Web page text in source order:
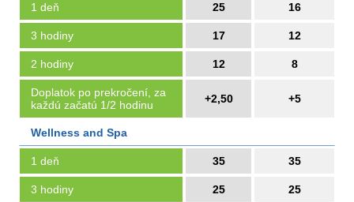
1 deň 25 16
3 hodiny 17 12
2 hodiny 12 8
Doplatok po prekročení, za
každú začatú 1/2 hodinu
+2,50 +5
Wellness and Spa
1 deň 35 35
3 hodiny 25 25